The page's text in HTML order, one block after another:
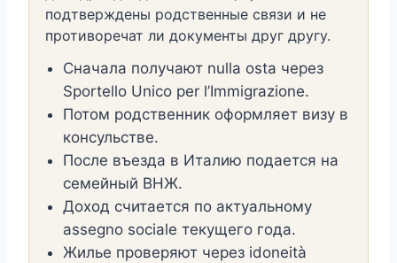
подтверждены родственные связи и не
противоречат ли документы друг другу.
Сначала получают nulla osta через
Sportello Unico per l’Immigrazione.
Потом родственник оформляет визу в
консульстве.
После въезда в Италию подается на
семейный ВНЖ.
Доход считается по актуальному
assegno sociale текущего года.
Жилье проверяют через idoneità